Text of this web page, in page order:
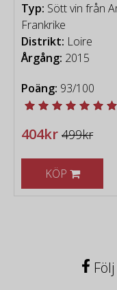
Typ: Sött vin från
Frankrike
Distrikt: Loire
Årgång: 2015
Poäng: 93/100
404kr 499kr
KÖP